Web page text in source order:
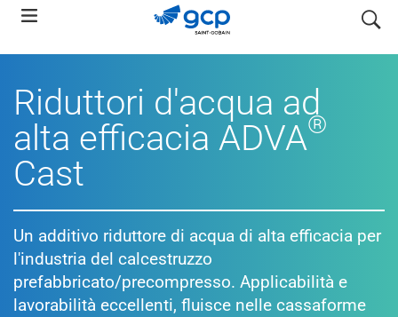
Skip
main
search
Riduttori d'acqua ad
alta efficacia ADVA®
Cast
Un additivo riduttore di acqua di alta efficacia per
l'industria del calcestruzzo
prefabbricato/precompresso. Applicabilità e
lavorabilità eccellenti, fluisce nelle cassaforme